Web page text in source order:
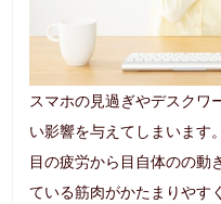
スマホの見過ぎやデスクワ
い影響を与えてしまいます。
目の疲労から目自体のの動
ている筋肉がかたまりやす